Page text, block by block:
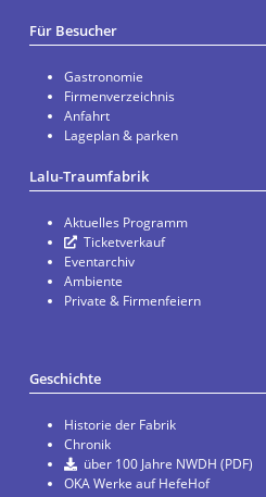
Für Besucher
Gastronomie
Firmenverzeichnis
Anfahrt
Lageplan & parken
Lalu-Traumfabrik
Aktuelles Programm
Ticketverkauf
Eventarchiv
Ambiente
Private & Firmenfeiern
Geschichte
Historie der Fabrik
Chronik
über 100 Jahre NWDH (PDF)
OKA Werke auf HefeHof